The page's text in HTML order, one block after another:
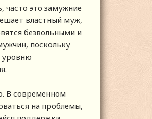
это замужние
властный муж,
безвольными и
поскольку
уровню
В современном
на проблемы,